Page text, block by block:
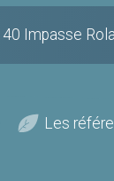
Les
40 Impasse